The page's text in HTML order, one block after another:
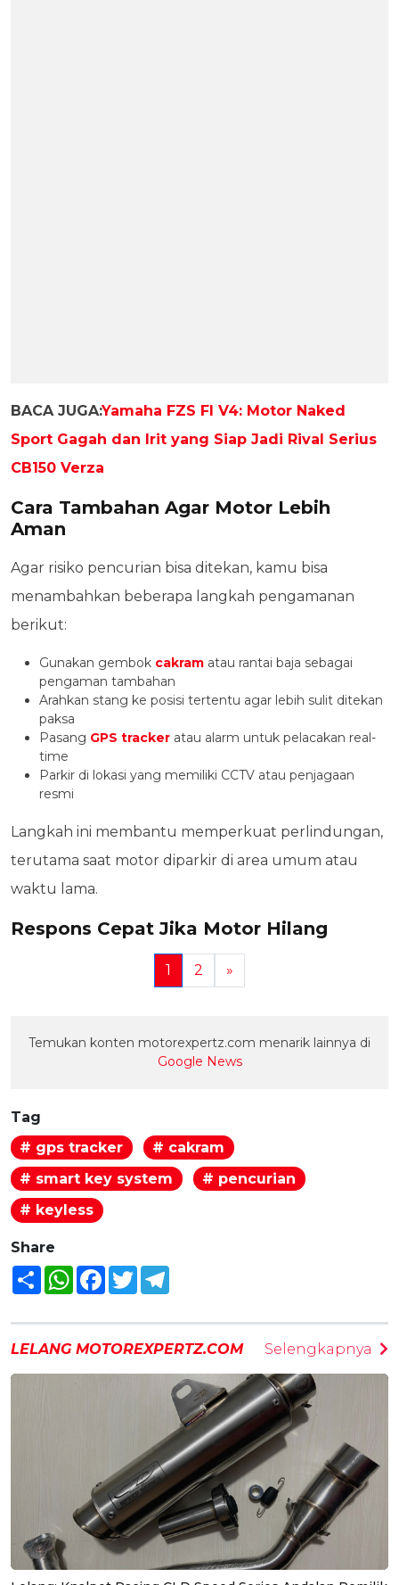
BACA JUGA:Yamaha FZS FI V4: Motor Naked
Sport Gagah dan Irit yang Siap Jadi Rival Serius
CB150 Verza
Cara Tambahan Agar Motor Lebih
Aman
Agar risiko pencurian bisa ditekan, kamu bisa
menambahkan beberapa langkah pengamanan
berikut:
Gunakan gembok cakram atau rantai baja sebagai
pengaman tambahan
Arahkan stang ke posisi tertentu agar lebih sulit ditekan
paksa
Pasang GPS tracker atau alarm untuk pelacakan real-
time
Parkir di lokasi yang memiliki CCTV atau penjagaan
resmi
Langkah ini membantu memperkuat perlindungan,
terutama saat motor diparkir di area umum atau
waktu lama.
Respons Cepat Jika Motor Hilang
1 2 »
Temukan konten motorexpertz.com menarik lainnya di
Google News
Tag
# gps tracker
# cakram
# smart key system
# pencurian
# keyless
Share
Share WhatsAppFacebook
Twitter
LELANG MOTOREXPERTZ.COM Selengkapnya